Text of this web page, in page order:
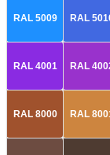
RAL 5009 RAL
RAL 4001 RAL
RAL 8000 RAL